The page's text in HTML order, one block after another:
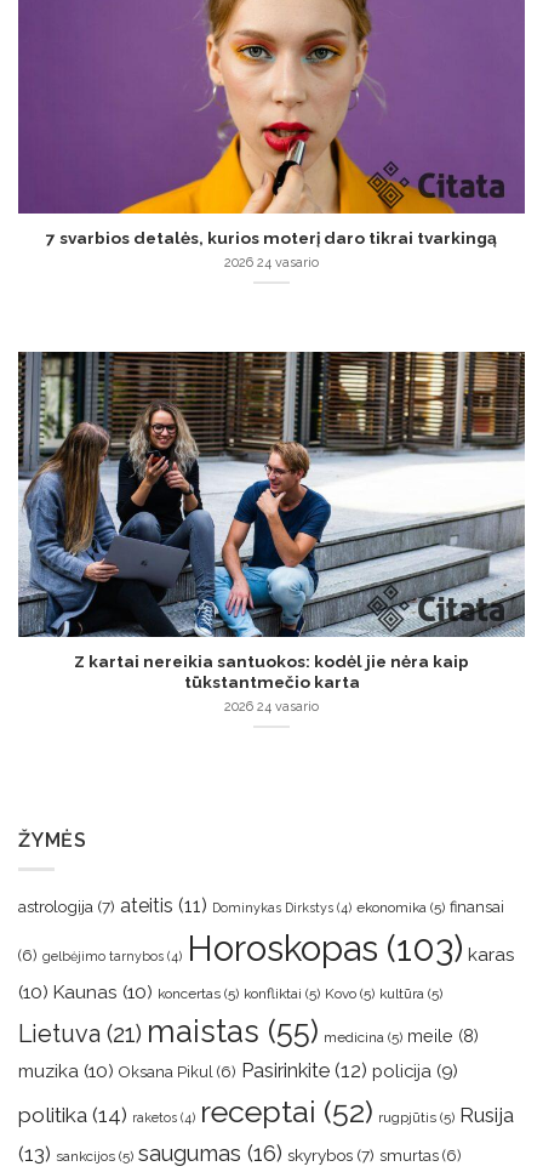
7 svarbios detalės, kurios moterį daro tikrai tvarkingą
2026 24 vasario
Z kartai nereikia santuokos: kodėl jie nėra kaip
tūkstantmečio karta
2026 24 vasario
ŽYMĖS
astrologija (7) ateitis (11) Dominykas Dirkstys (4) ekonomika (5) finansai
(6) gelbėjimo tarnybos (4) Horoskopas (103) karas
(10) Kaunas (10) koncertas (5) konfliktai (5) Kovo (5) kultūra (5)
Lietuva (21) maistas (55) medicina (5) meile (8)
muzika (10) Oksana Pikul (6) Pasirinkite (12) policija (9)
politika (14) raketos (4) receptai (52) rugpjūtis (5) Rusija
(13) sankcijos (5) saugumas (16) skyrybos (7) smurtas (6)